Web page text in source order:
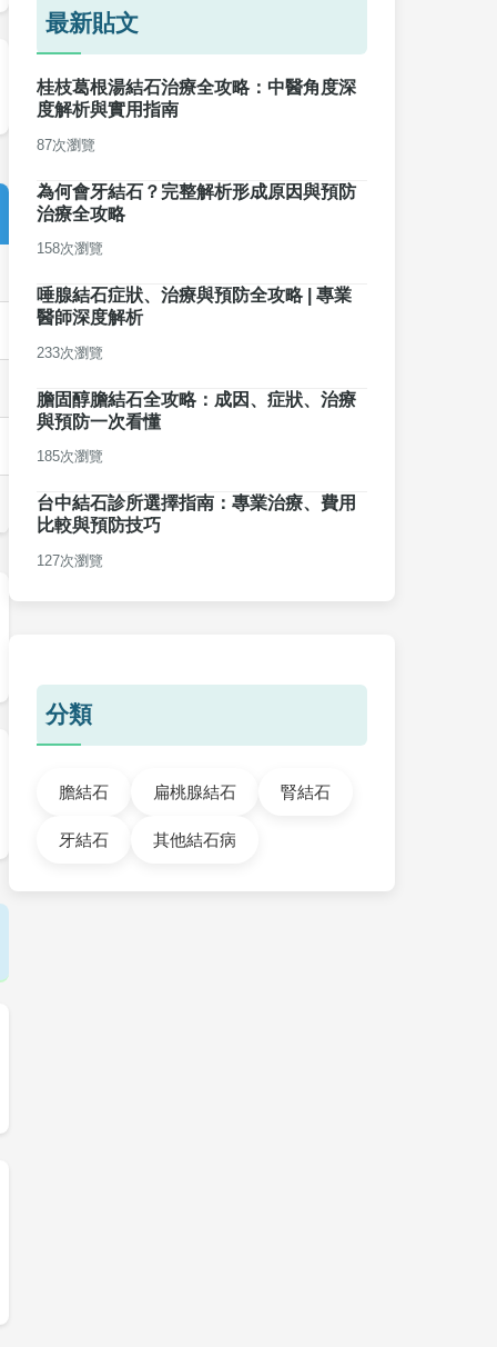
最新貼文
桂枝葛根湯結石治療全攻略：中醫角度深
度解析與實用指南
87次瀏覽
為何會牙結石？完整解析形成原因與預防
治療全攻略
158次瀏覽
唾腺結石症狀、治療與預防全攻略 | 專業
醫師深度解析
233次瀏覽
膽固醇膽結石全攻略：成因、症狀、治療
與預防一次看懂
185次瀏覽
台中結石診所選擇指南：專業治療、費用
比較與預防技巧
127次瀏覽
分類
膽結石 扁桃腺結石 腎結石
牙結石 其他結石病